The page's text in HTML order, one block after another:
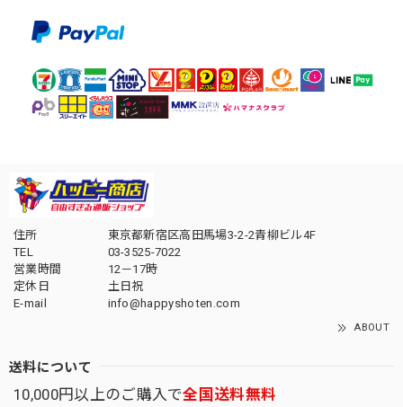
住所
東京都新宿区高田馬場3-2-2青柳ビル4F
TEL
03-3525-7022
営業時間
12－17時
定休日
土日祝
E-mail
info@happyshoten.com
ABOUT
送料について
10,000円以上のご購入で全国送料無料